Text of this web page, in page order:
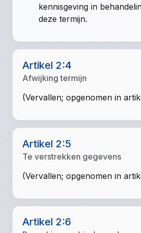
kennisgeving in
deze termijn.
Artikel 2:4
Afwijking termijn
(Vervallen; opgenomen in
Artikel 2:5
Te verstrekken gegevens
(Vervallen; opgenomen in
Artikel 2:6